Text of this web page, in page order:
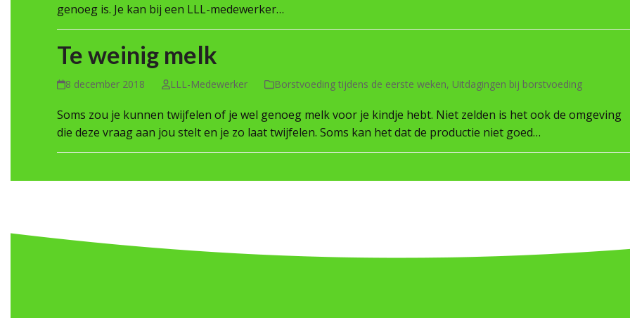
genoeg is. Je kan bij een LLL-medewerker…
Te weinig melk
8 december 2018 LLL-Medewerker Borstvoeding tijdens de eerste weken, Uitdagingen bij borstvoeding
Soms zou je kunnen twijfelen of je wel genoeg melk voor je kindje hebt. Niet zelden is het ook de omgeving
die deze vraag aan jou stelt en je zo laat twijfelen. Soms kan het dat de productie niet goed…